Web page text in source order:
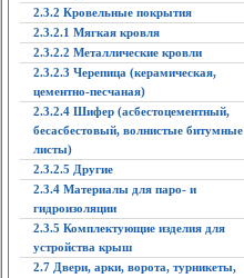
2.3.2 Кровельные покрытия
2.3.2.1 Мягкая кровля
2.3.2.2 Металлические кровли
2.3.2.3 Черепица (керамическая,
цементно-песчаная)
2.3.2.4 Шифер (асбестоцементный,
бесасбестовый, волнистые битумные
листы)
2.3.2.5 Другие
2.3.4 Материалы для паро- и
гидроизоляции
2.3.5 Комплектующие изделия для
устройства крыш
2.7 Двери, арки, ворота, турникеты,